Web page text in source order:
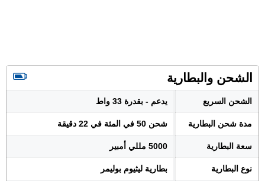
الشحن والبطارية
الشحن السريع يدعم - بقدرة 33 واط
مدة شحن البطارية شحن 50 في المئة في 22 دقيقة
سعة البطارية 5000 مللي أمبير
نوع البطارية بطارية ليثيوم بوليمر